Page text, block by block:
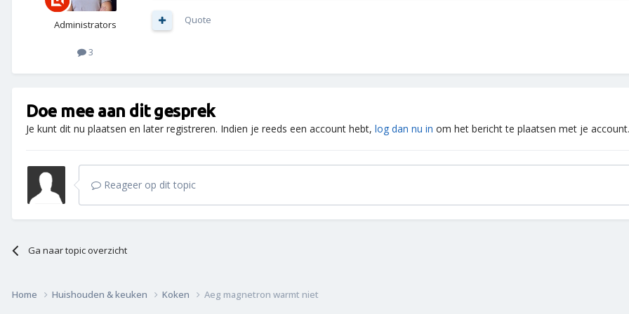
Administrators
3
Quote
Doe mee aan dit gesprek
Je kunt dit nu plaatsen en later registreren. Indien je reeds een account hebt, log dan nu in om het bericht te plaatsen met je account.
Reageer op dit topic
Ga naar topic overzicht
Home Huishouden & keuken Koken Aeg magnetron warmt niet